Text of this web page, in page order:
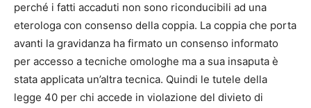
perché i fatti accaduti non sono riconducibili ad una
eterologa con consenso della coppia. La coppia che porta
avanti la gravidanza ha firmato un consenso informato
per accesso a tecniche omologhe ma a sua insaputa è
stata applicata un’altra tecnica. Quindi le tutele della
legge 40 per chi accede in violazione del divieto di